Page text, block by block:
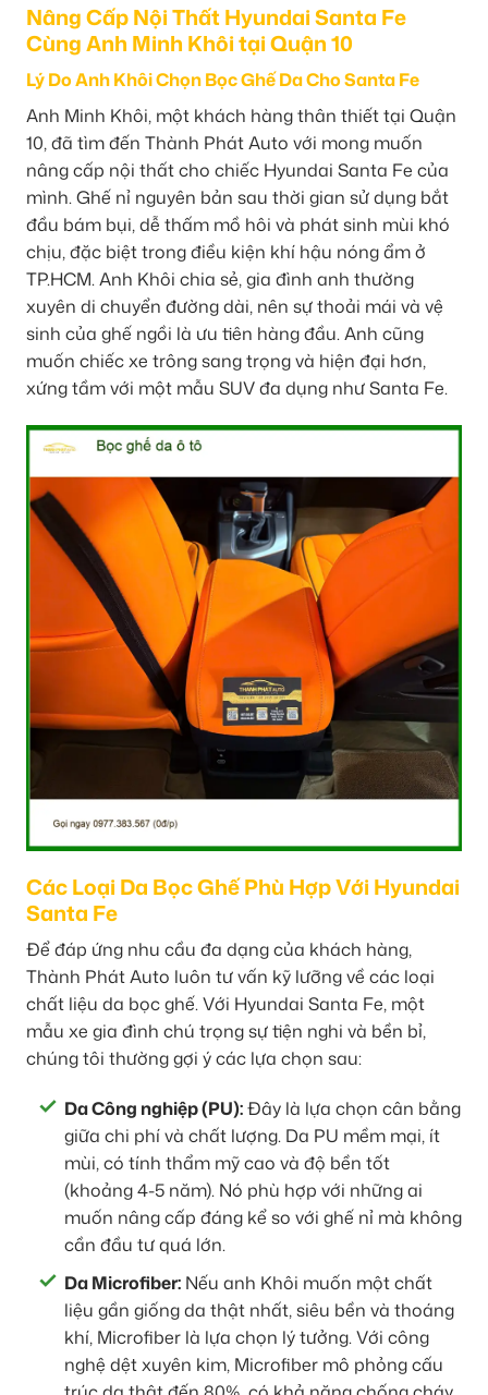
Nâng Cấp Nội Thất Hyundai Santa Fe
Cùng Anh Minh Khôi tại Quận 10
Lý Do Anh Khôi Chọn Bọc Ghế Da Cho Santa Fe
Anh Minh Khôi, một khách hàng thân thiết tại Quận
10, đã tìm đến Thành Phát Auto với mong muốn
nâng cấp nội thất cho chiếc Hyundai Santa Fe của
mình. Ghế nỉ nguyên bản sau thời gian sử dụng bắt
đầu bám bụi, dễ thấm mồ hôi và phát sinh mùi khó
chịu, đặc biệt trong điều kiện khí hậu nóng ẩm ở
TP.HCM. Anh Khôi chia sẻ, gia đình anh thường
xuyên di chuyển đường dài, nên sự thoải mái và vệ
sinh của ghế ngồi là ưu tiên hàng đầu. Anh cũng
muốn chiếc xe trông sang trọng và hiện đại hơn,
xứng tầm với một mẫu SUV đa dụng như Santa Fe.
Các Loại Da Bọc Ghế Phù Hợp Với Hyundai
Santa Fe
Để đáp ứng nhu cầu đa dạng của khách hàng,
Thành Phát Auto luôn tư vấn kỹ lưỡng về các loại
chất liệu da bọc ghế. Với Hyundai Santa Fe, một
mẫu xe gia đình chú trọng sự tiện nghi và bền bỉ,
chúng tôi thường gợi ý các lựa chọn sau:
Da Công nghiệp (PU):Đây là lựa chọn cân bằng
giữa chi phí và chất lượng. Da PU mềm mại, ít
mùi, có tính thẩm mỹ cao và độ bền tốt
(khoảng 4-5 năm). Nó phù hợp với những ai
muốn nâng cấp đáng kể so với ghế nỉ mà không
cần đầu tư quá lớn.
Da Microfiber: Nếu anh Khôi muốn một chất
liệu gần giống da thật nhất, siêu bền và thoáng
khí, Microfiber là lựa chọn lý tưởng. Với công
nghệ dệt xuyên kim, Microfiber mô phỏng cấu